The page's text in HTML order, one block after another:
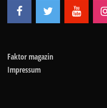
Faktor magazin
Impressum